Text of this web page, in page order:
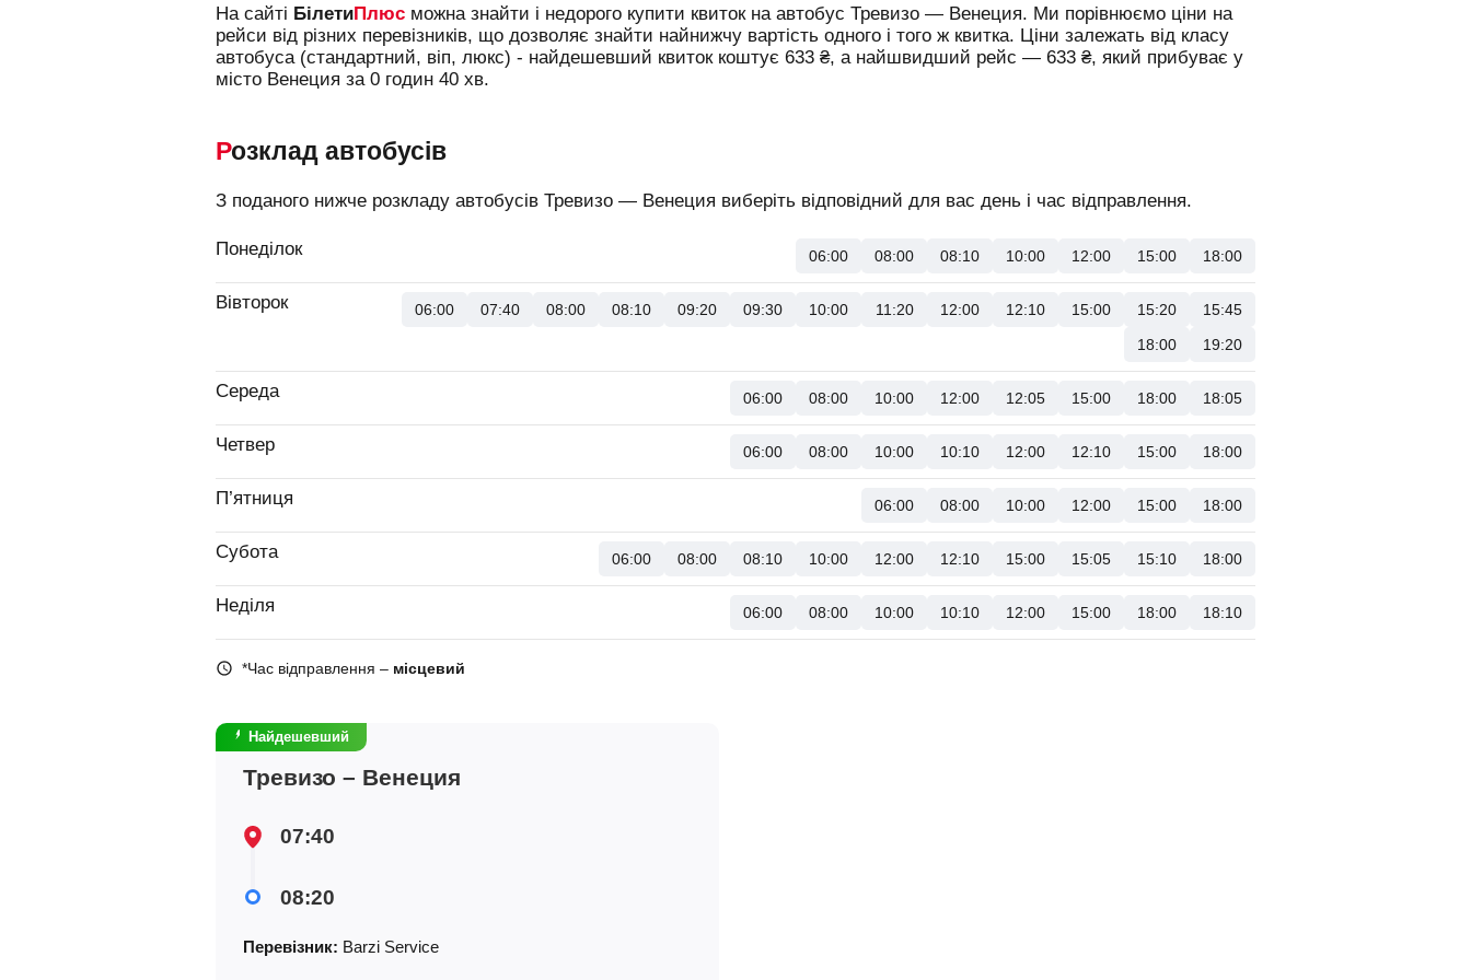
На сайті БілетиПлюс можна знайти і недорого купити квиток на автобус Тревизо — Венеция. Ми порівнюємо ціни на
рейси від різних перевізників, що дозволяє знайти найнижчу вартість одного і того ж квитка. Ціни залежать від класу
автобуса (стандартний, віп, люкс) - найдешевший квиток коштує 633 ₴, а найшвидший рейс — 633 ₴, який прибуває у
місто Венеция за 0 годин 40 хв.
Розклад автобусів
З поданого нижче розкладу автобусів Тревизо — Венеция виберіть відповідний для вас день і час відправлення.
Понеділок 06:00 08:00 08:10 10:00 12:00 15:00 18:00
Вівторок 06:00 07:40 08:00 08:10 09:20 09:30 10:00 11:20 12:00 12:10 15:00 15:20
15:45
18:00
19:20
Середа 06:00 08:00 10:00 12:00 12:05 15:00 18:00 18:05
Четвер 06:00 08:00 10:00 10:10 12:00 12:10 15:00 18:00
П’ятниця 06:00 08:00 10:00 12:00 15:00 18:00
Субота 06:00 08:00 08:10 10:00 12:00 12:10 15:00 15:05 15:10 18:00
Неділя 06:00 08:00 10:00 10:10 12:00 15:00 18:00 18:10
*Час відправлення – місцевий
Найдешевший
Тревизо – Венеция
07:40
08:20
Перевізник: Barzi Service